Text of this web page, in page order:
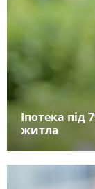
Іпотека під
житла